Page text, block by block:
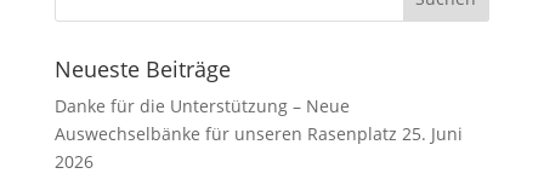
Neueste Beiträge
Danke für die Unterstützung – Neue
Auswechselbänke für unseren Rasenplatz 25. Juni
2026